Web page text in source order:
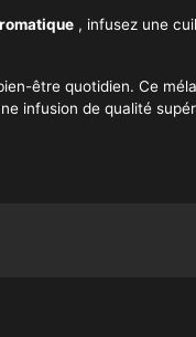
, infusez une
être quotidien. Ce
infusion de qualité